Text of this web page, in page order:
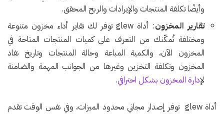
وأيضًا تكلفة المنتجات والإيرادات والربح المحقق.
تقارير المخزون
: أداة glew توفر لك تقاير أداء مخزون متنوعة
ومختلفة تُمكّنك من التعرف على كميات المنتجات المتاحة في
المخزون الآن، والكمية المباعة وحالة المنتجات وتاريخ نفاد
المخزون وتكلفة التخزين وغيرها من الجوانب المهمة والضامنة
لإدارة المخزون بشكل احترافي.
أداة glew توفر إصدار مجاني محدود الميزات، وفي نفس الوقت تقدم